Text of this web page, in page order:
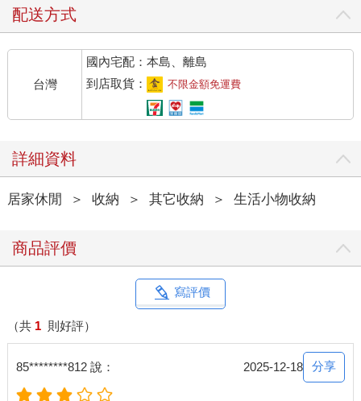
配送方式
台灣
國內宅配：本島、離島
到店取貨：
不限金額免運費
詳細資料
居家休閒 ＞ 收納 ＞ 其它收納 ＞ 生活小物收納
商品評價
寫評價
（共 1 則好評）
85********812 說： 2025-12-18 分享